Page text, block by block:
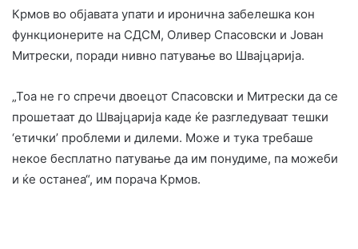
Крмов во објавата упати и иронична забелешка кон
функционерите на СДСМ, Оливер Спасовски и Јован
Митрески, поради нивно патување во Швајцарија.
„Тоа не го спречи двоецот Спасовски и Митрески да се
прошетаат до Швајцарија каде ќе разгледуваат тешки
‘етички’ проблеми и дилеми. Може и тука требаше
некое бесплатно патување да им понудиме, па можеби
и ќе останеа“, им порача Крмов.